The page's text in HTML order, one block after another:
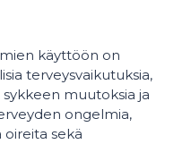
käyttöön on
terveysvaikutuksia,
muutoksia ja
ongelmia,
oireita sekä